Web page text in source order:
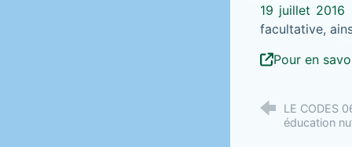
19 juillet 2016
facultative,
Pour en
LE CODES
éducation